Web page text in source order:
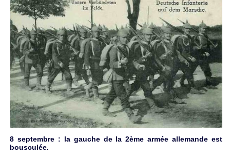
8 septembre : la gauche de la 2ème armée allemande est
bousculée.